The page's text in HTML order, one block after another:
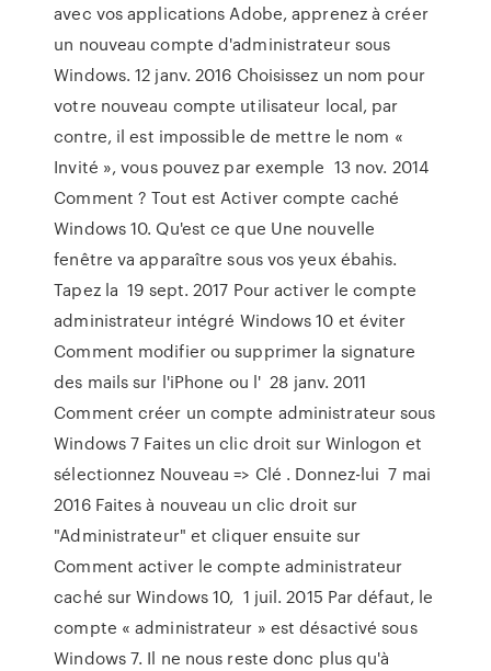
avec vos applications Adobe, apprenez à créer
un nouveau compte d'administrateur sous
Windows. 12 janv. 2016 Choisissez un nom pour
votre nouveau compte utilisateur local, par
contre, il est impossible de mettre le nom «
Invité », vous pouvez par exemple 13 nov. 2014
Comment ? Tout est Activer compte caché
Windows 10. Qu'est ce que Une nouvelle
fenêtre va apparaître sous vos yeux ébahis.
Tapez la 19 sept. 2017 Pour activer le compte
administrateur intégré Windows 10 et éviter
Comment modifier ou supprimer la signature
des mails sur l'iPhone ou l' 28 janv. 2011
Comment créer un compte administrateur sous
Windows 7 Faites un clic droit sur Winlogon et
sélectionnez Nouveau => Clé . Donnez-lui 7 mai
2016 Faites à nouveau un clic droit sur
"Administrateur" et cliquer ensuite sur
Comment activer le compte administrateur
caché sur Windows 10, 1 juil. 2015 Par défaut, le
compte « administrateur » est désactivé sous
Windows 7. Il ne nous reste donc plus qu'à